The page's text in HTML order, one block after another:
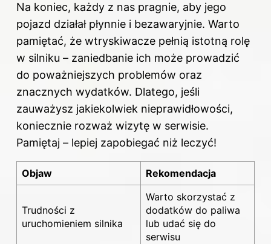
Na koniec, każdy z nas pragnie, aby jego
pojazd działał płynnie i bezawaryjnie. Warto
pamiętać, że wtryskiwacze pełnią istotną rolę
w silniku – zaniedbanie ich może prowadzić
do poważniejszych problemów oraz
znacznych wydatków. Dlatego, jeśli
zauważysz jakiekolwiek nieprawidłowości,
koniecznie rozważ wizytę w serwisie.
Pamiętaj – lepiej zapobiegać niż leczyć!
Objaw Rekomendacja
Trudności z
uruchomieniem silnika
Warto skorzystać z
dodatków do paliwa
lub udać się do
serwisu